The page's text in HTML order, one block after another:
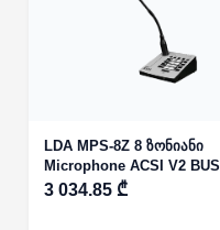
LDA MPS-8Z 8 ზონიანი
Microphone ACSI V2 BUS
მოდელისათვის
3 034.85 ₾